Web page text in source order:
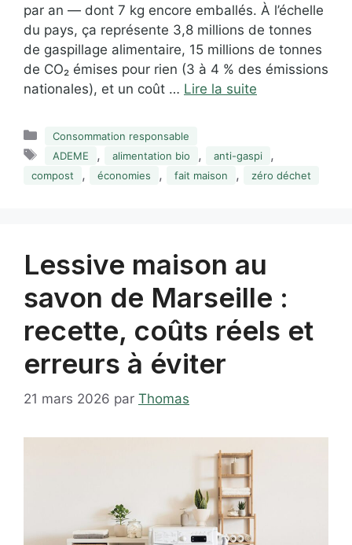
par an — dont 7 kg encore emballés. À l’échelle
du pays, ça représente 3,8 millions de tonnes
de gaspillage alimentaire, 15 millions de tonnes
de CO₂ émises pour rien (3 à 4 % des émissions
nationales), et un coût … Lire la suite
Catégories
Consommation responsable
Étiquettes
ADEME , alimentation bio , anti-gaspi ,
compost , économies , fait maison , zéro déchet
Lessive maison au
savon de Marseille :
recette, coûts réels et
erreurs à éviter
21 mars 2026 par Thomas